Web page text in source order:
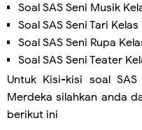
Soal SAS Seni Musik
Soal SAS Seni Tari Kelas
Soal SAS Seni Rupa
Soal SAS Seni Teater
Untuk Kisi-kisi soal
Merdeka silahkan anda
berikut ini